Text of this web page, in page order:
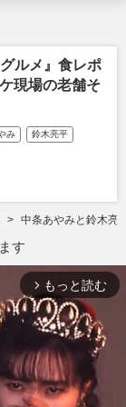
ルメ』食レポ
現場の老舗そ
み 鈴木亮平
中条あやみと鈴木亮
す
arrow_forward_ios もっと読む